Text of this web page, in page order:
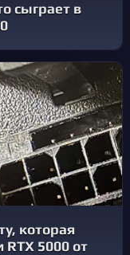
сыграет в
которая
5000 от